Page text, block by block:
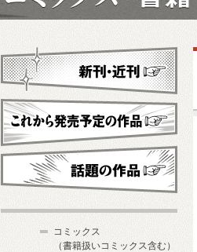
新刊・近刊
これから発売予定
コミックス
（書籍扱いコミックス含む）